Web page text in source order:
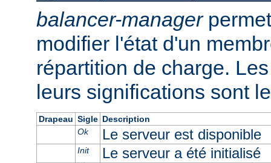
balancer-manager
modifier l'état d'un
répartition de charge.
leurs significations sont
Drapeau Sigle Description
Ok
Le serveur est disponible
Init Le serveur a été initialisé